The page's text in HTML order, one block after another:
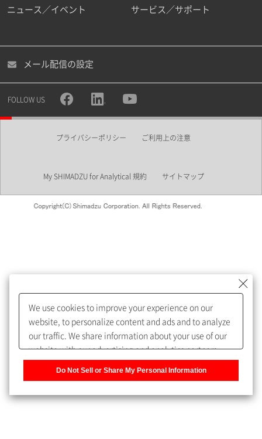
職種
めします。
My SHIMADZU for Analyticalへ登録いただくと、技術情報や
取扱説明書・Webinarなどの閲覧ができます。
うになります。
ニュース／イベント サービス／サポート
メール配信の設定
FOLLOW US
プライバシーポリシー ご利用上の注意
My SHIMADZU for Analytical 規約 サイトマップ
We use cookies to improve your experience on our
website, to personalize content and ads and to analyze
our traffic. We share information about your use of our
website with our advertising and analytics partners,
Do Not Sell or Share My Personal Information